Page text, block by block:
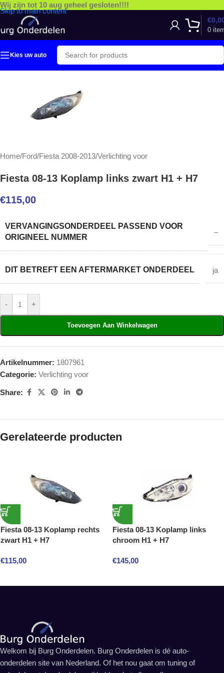
Skip to main content
Wij zijn tot 10 aug geheel gesloten!!!!
0
€
Kies uw auto
Home/Ford/Fiesta 2008-2013/Verlichting voor
Fiesta 08-13 Koplamp links zwart H1 + H7
€115,00
VERVANGINGSONDERDEEL PASSEND VOOR
ORIGINEEL NUMMER
–
DIT BETREFT EEN AFTERMARKET ONDERDEEL ja
- +
Toevoegen Aan Winkelwagen
Artikelnummer: 1807961
Categorie: Verlichting voor
Share:
Gerelateerde producten
Fiesta 08-13 Koplamp rechts
zwart H1 + H7
€115,00
Fiesta 08-13 Koplamp links
chroom H1 + H7
€145,00
Welkom bij Burg Onderdelen. Burg Onderdelen is dé auto-
onderdelen site van Nederland. Of het nou gaat om tuning of